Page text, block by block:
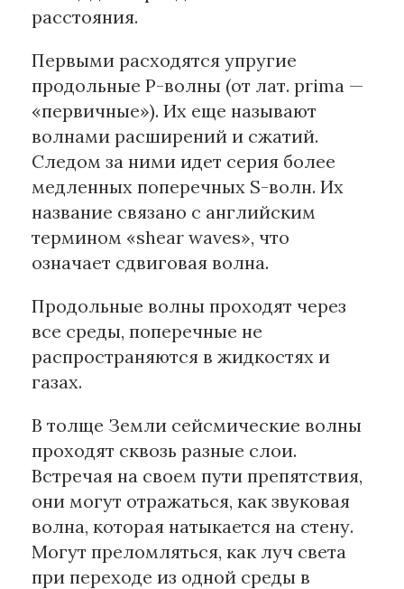
расстояния.
Первыми расходятся упругие
продольные Р-волны (от лат. prima —
«первичные»). Их еще называют
волнами расширений и сжатий.
Следом за ними идет серия более
медленных поперечных S-волн. Их
название связано с английским
термином «shear waves», что
означает сдвиговая волна.
Продольные волны проходят через
все среды, поперечные не
распространяются в жидкостях и
газах.
В толще Земли сейсмические волны
проходят сквозь разные слои.
Встречая на своем пути препятствия,
они могут отражаться, как звуковая
волна, которая натыкается на стену.
Могут преломляться, как луч света
при переходе из одной среды в